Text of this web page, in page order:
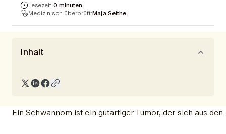
Lesezeit:0 minuten
Medizinisch überprüft:Maja Seithe
Inhalt
Ein Schwannom ist ein gutartiger Tumor, der sich aus